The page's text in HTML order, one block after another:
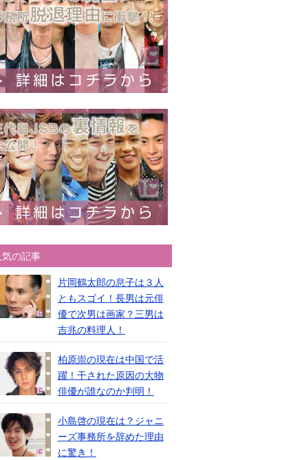
気の記事
片岡鶴太郎の息子は３人
ともスゴイ！長男は元俳
優で次男は画家？三男は
吉兆の料理人！
柏原崇の現在は中国で活
躍！干された原因の大物
俳優が誰なのか判明！
小島啓の現在は？ジャニ
ーズ事務所を辞めた理由
に驚き！